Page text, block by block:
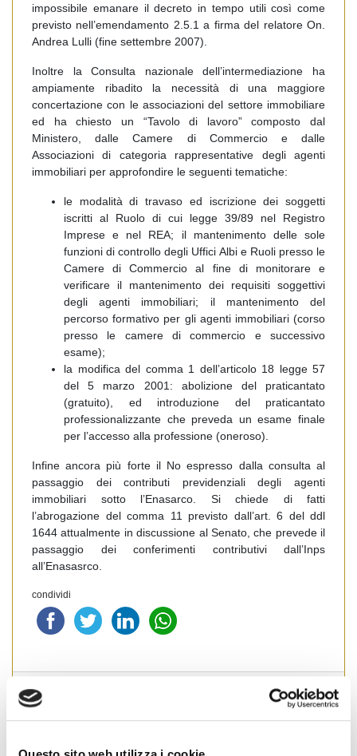
impossibile emanare il decreto in tempo utili così come
previsto nell’emendamento 2.5.1 a firma del relatore On.
Andrea Lulli (fine settembre 2007).
Inoltre la Consulta nazionale dell’intermediazione ha
ampiamente ribadito la necessità di una maggiore
concertazione con le associazioni del settore immobiliare
ed ha chiesto un “Tavolo di lavoro” composto dal
Ministero, dalle Camere di Commercio e dalle
Associazioni di categoria rappresentative degli agenti
immobiliari per approfondire le seguenti tematiche:
le modalità di travaso ed iscrizione dei soggetti
iscritti al Ruolo di cui legge 39/89 nel Registro
Imprese e nel REA; il mantenimento delle sole
funzioni di controllo degli Uffici Albi e Ruoli presso le
Camere di Commercio al fine di monitorare e
verificare il mantenimento dei requisiti soggettivi
degli agenti immobiliari; il mantenimento del
percorso formativo per gli agenti immobiliari (corso
presso le camere di commercio e successivo
esame);
la modifica del comma 1 dell’articolo 18 legge 57
del 5 marzo 2001: abolizione del praticantato
(gratuito), ed introduzione del praticantato
professionalizzante che preveda un esame finale
per l’accesso alla professione (oneroso).
Infine ancora più forte il No espresso dalla consulta al
passaggio dei contributi previdenziali degli agenti
immobiliari sotto l’Enasarco. Si chiede di fatti
l’abrogazione del comma 11 previsto dall’art. 6 del ddl
1644 attualmente in discussione al Senato, che prevede il
passaggio dei conferimenti contributivi dall’Inps
all’Enasasrco.
condividi
Emilia Romagna